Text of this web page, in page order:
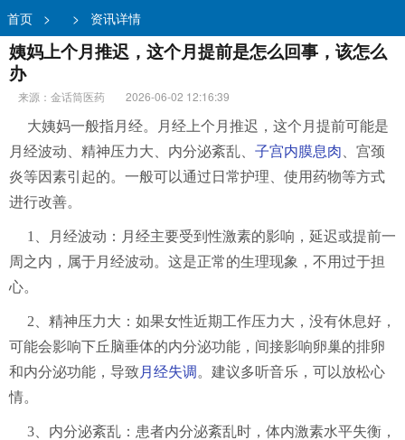
首页 > > 资讯详情
姨妈上个月推迟，这个月提前是怎么回事，该怎么
办
来源：金话筒医药
2026-06-02 12:16:39
大姨妈一般指月经。月经上个月推迟，这个月提前可能是
月经波动、精神压力大、内分泌紊乱、 子宫内膜息肉 、宫颈
炎等因素引起的。一般可以通过日常护理、使用药物等方式
进行改善。
1、月经波动：月经主要受到性激素的影响，延迟或提前一
周之内，属于月经波动。这是正常的生理现象，不用过于担
心。
2、精神压力大：如果女性近期工作压力大，没有休息好，
可能会影响下丘脑垂体的内分泌功能，间接影响卵巢的排卵
和内分泌功能，导致月经失调 。建议多听音乐，可以放松心
情。
3、内分泌紊乱：患者内分泌紊乱时，体内激素水平失衡，